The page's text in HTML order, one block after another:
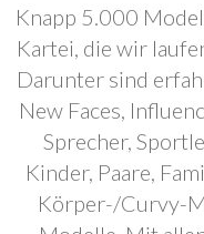
Knapp 5.000
Kartei, die wir
Darunter sind
New Faces,
Sprecher,
Kinder, Paare,
Körper-/Curvy-